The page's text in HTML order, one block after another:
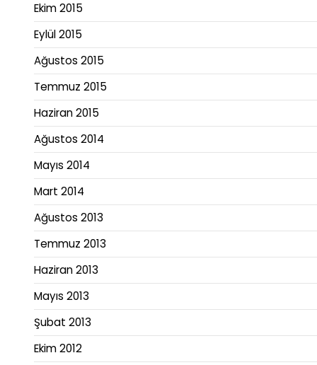
Ekim 2015
Eylül 2015
Ağustos 2015
Temmuz 2015
Haziran 2015
Ağustos 2014
Mayıs 2014
Mart 2014
Ağustos 2013
Temmuz 2013
Haziran 2013
Mayıs 2013
Şubat 2013
Ekim 2012